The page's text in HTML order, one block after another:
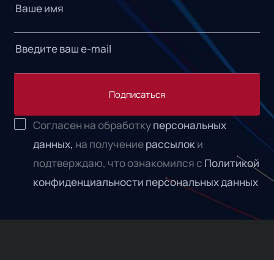
Подписаться
Согласен на обработкуперсональных
данных, на получениерассылоки
подтверждаю, что ознакомился с Политикой
конфиденциальности персональных данных